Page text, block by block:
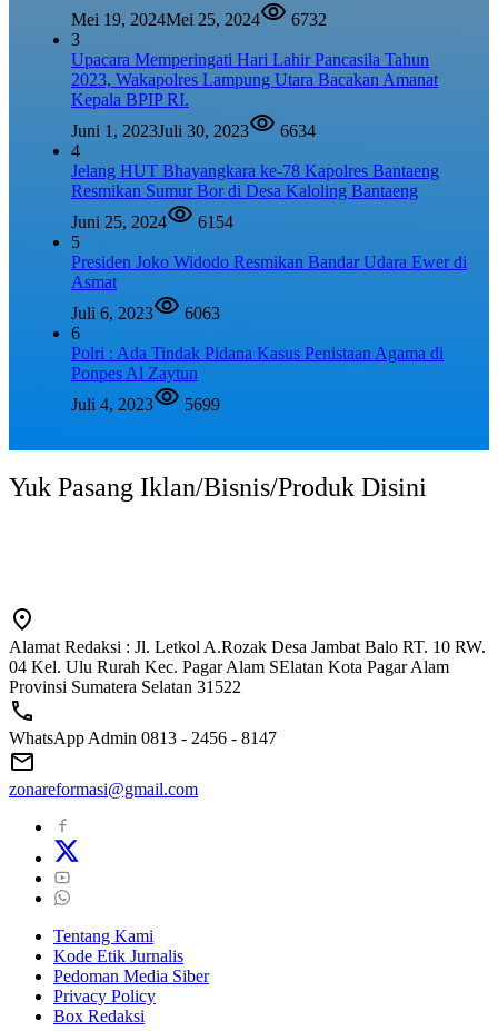
Mei 19, 2024Mei 25, 2024
6732
3
Upacara Memperingati Hari Lahir Pancasila Tahun
2023, Wakapolres Lampung Utara Bacakan Amanat
Kepala BPIP RI.
Juni 1, 2023Juli 30, 2023
6634
4
Jelang HUT Bhayangkara ke-78 Kapolres Bantaeng
Resmikan Sumur Bor di Desa Kaloling Bantaeng
Juni 25, 2024
6154
5
Presiden Joko Widodo Resmikan Bandar Udara Ewer di
Asmat
Juli 6, 2023
6063
6
Polri : Ada Tindak Pidana Kasus Penistaan Agama di
Ponpes Al Zaytun
Juli 4, 2023
5699
Yuk Pasang Iklan/Bisnis/Produk Disini
Alamat Redaksi : Jl. Letkol A.Rozak Desa Jambat Balo RT. 10 RW.
04 Kel. Ulu Rurah Kec. Pagar Alam SElatan Kota Pagar Alam
Provinsi Sumatera Selatan 31522
WhatsApp Admin 0813 - 2456 - 8147
zonareformasi@gmail.com
Tentang Kami
Kode Etik Jurnalis
Pedoman Media Siber
Privacy Policy
Box Redaksi